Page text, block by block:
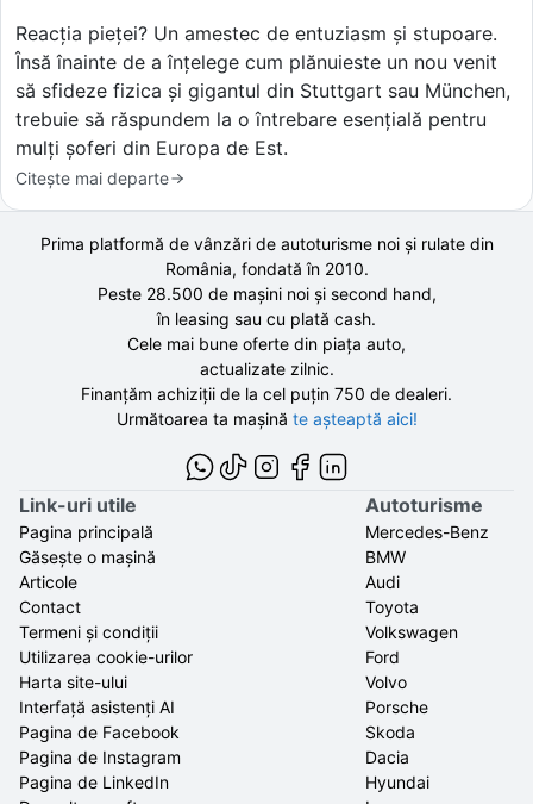
Reacția pieței? Un amestec de entuziasm și stupoare.
Însă înainte de a înțelege cum plănuieste un nou venit
să sfideze fizica și gigantul din Stuttgart sau München,
trebuie să răspundem la o întrebare esențială pentru
mulți șoferi din Europa de Est.
Citește mai departe
Prima platformă de vânzări de autoturisme noi și rulate din
România, fondată în 2010.
Peste 28.500 demașini noi și second hand,
în leasing sau cu plată cash.
Cele mai bune oferte din piața auto,
actualizate zilnic.
Finanțăm achiziții de la cel puțin 750 de dealeri.
Următoarea ta mașină te așteaptă aici!
Link-uri utile
Pagina principală
Găsește o mașină
Articole
Contact
Termeni și condiții
Utilizarea cookie-urilor
Harta site-ului
Interfață asistenți AI
Pagina de Facebook
Pagina de Instagram
Pagina de LinkedIn
Autoturisme
Mercedes-Benz
BMW
Audi
Toyota
Volkswagen
Ford
Volvo
Porsche
Skoda
Dacia
Hyundai